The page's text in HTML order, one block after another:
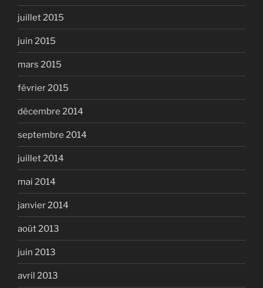
juillet 2015
juin 2015
mars 2015
février 2015
décembre 2014
septembre 2014
juillet 2014
mai 2014
janvier 2014
août 2013
juin 2013
avril 2013